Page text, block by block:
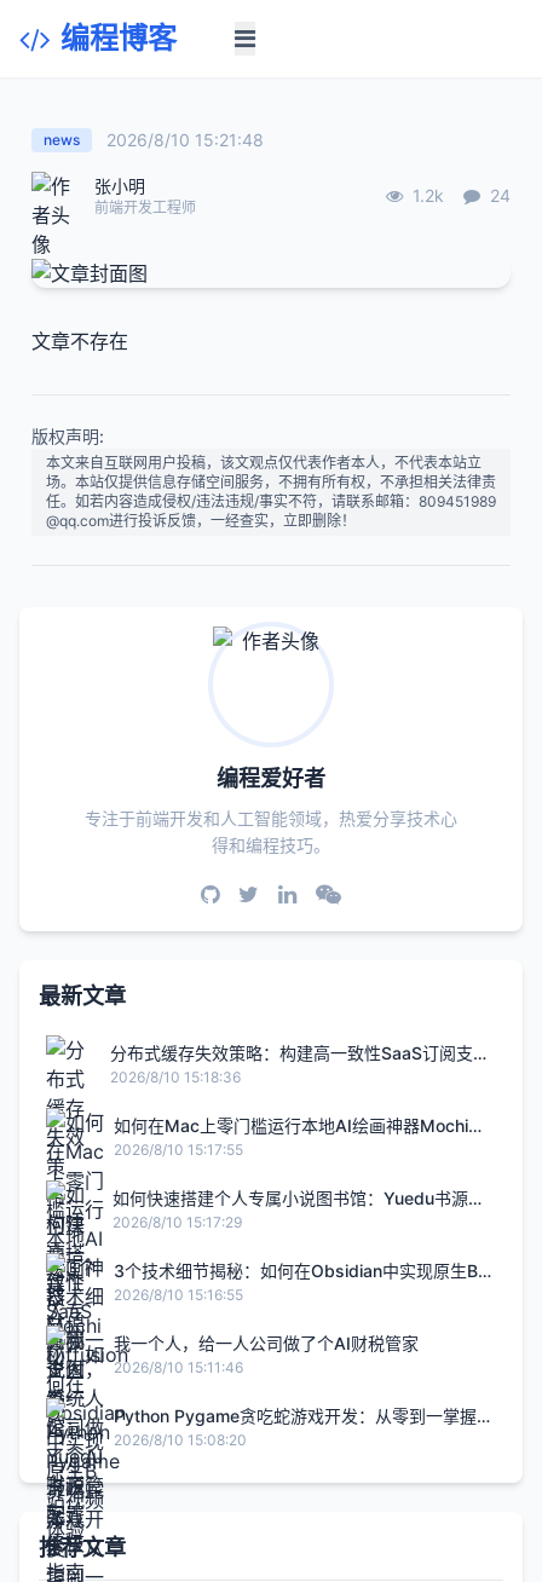
编程博客
news 2026/8/10 15:21:48
张小明
前端开发工程师
1.2k 24
文章不存在
版权声明:
本文来自互联网用户投稿，该文观点仅代表作者本人，不代表本站立
场。本站仅提供信息存储空间服务，不拥有所有权，不承担相关法律责
任。如若内容造成侵权/违法违规/事实不符，请联系邮箱：809451989
@qq.com进行投诉反馈，一经查实，立即删除！
编程爱好者
专注于前端开发和人工智能领域，热爱分享技术心
得和编程技巧。
最新文章
分布式缓存失效策略：构建高一致性SaaS订阅支付
系统
2026/8/10 15:18:36
如何在Mac上零门槛运行本地AI绘画神器Mochi
Diffusion
2026/8/10 15:17:55
如何快速搭建个人专属小说图书馆：Yuedu书源配
置终极指南
2026/8/10 15:17:29
3个技术细节揭秘：如何在Obsidian中实现原生B站
视频体验
2026/8/10 15:16:55
我一个人，给一人公司做了个AI财税管家
2026/8/10 15:11:46
Python Pygame贪吃蛇游戏开发：从零到一掌握游
戏编程核心逻辑
2026/8/10 15:08:20
推荐文章